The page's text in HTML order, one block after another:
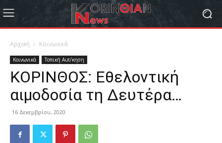
Αρχική Κοινωνικά
Κοινωνικά Τοπική Αυτ/κηση
ΚΟΡΙΝΘΟΣ: Εθελοντική
αιμοδοσία τη Δευτέρα…
16 Δεκεμβρίου, 2020